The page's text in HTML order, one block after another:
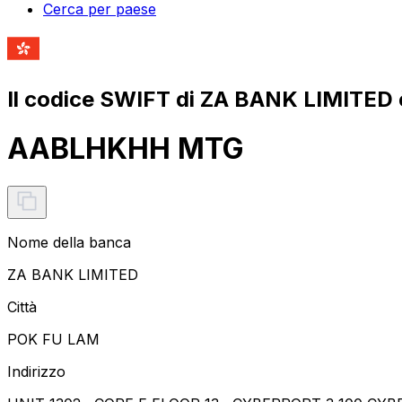
Cerca per paese
Il codice SWIFT di ZA BANK LIMITED
AABLHKHH MTG
Nome della banca
ZA BANK LIMITED
Città
POK FU LAM
Indirizzo